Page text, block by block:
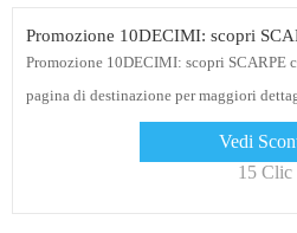
Promozione 10DECIMI: scopri
Promozione 10DECIMI: scopri SCARPE
pagina di destinazione per maggiori
Vedi
15 Clic